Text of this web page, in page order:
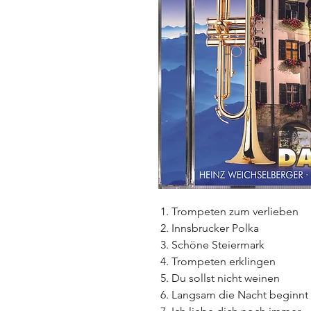
Trompeten zum verlieben
Innsbrucker Polka
Schöne Steiermark
Trompeten erklingen
Du sollst nicht weinen
Langsam die Nacht beginnt